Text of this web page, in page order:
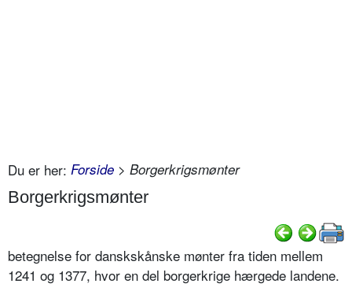
Du er her: Forside > Borgerkrigsmønter
Borgerkrigsmønter
betegnelse for danskskånske mønter fra tiden mellem
1241 og 1377, hvor en del borgerkrige hærgede landene.